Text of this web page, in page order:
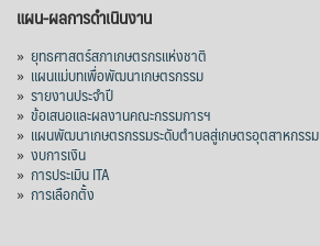
แผน-ผลการดำเนินงาน
» ยุทธศาสตร์สภาเกษตรกรแห่งชาติ
» แผนแม่บทเพื่อพัฒนาเกษตรกรรม
» รายงานประจำปี
» ข้อเสนอและผลงานคณะกรรมการฯ
» แผนพัฒนาเกษตรกรรมระดับตำบลสู่เกษตรอุตสาหกรรม
» งบการเงิน
» การประเมิน ITA
» การเลือกตั้ง